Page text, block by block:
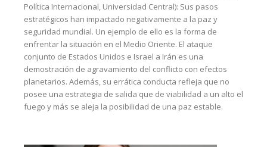
Política Internacional, Universidad Central): Sus pasos
estratégicos han impactado negativamente a la paz y
seguridad mundial. Un ejemplo de ello es la forma de
enfrentar la situación en el Medio Oriente. El ataque
conjunto de Estados Unidos e Israel a Irán es una
demostración de agravamiento del conflicto con efectos
planetarios. Además, su errática conducta refleja que no
posee una estrategia de salida que de viabilidad a un alto el
fuego y más se aleja la posibilidad de una paz estable.